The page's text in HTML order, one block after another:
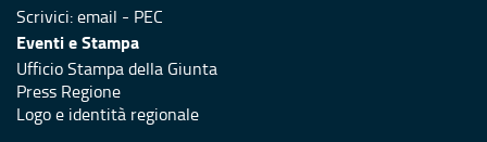
Scrivici:email - PEC
Eventi e Stampa
Ufficio Stampa della Giunta
Press Regione
Logo e identità regionale